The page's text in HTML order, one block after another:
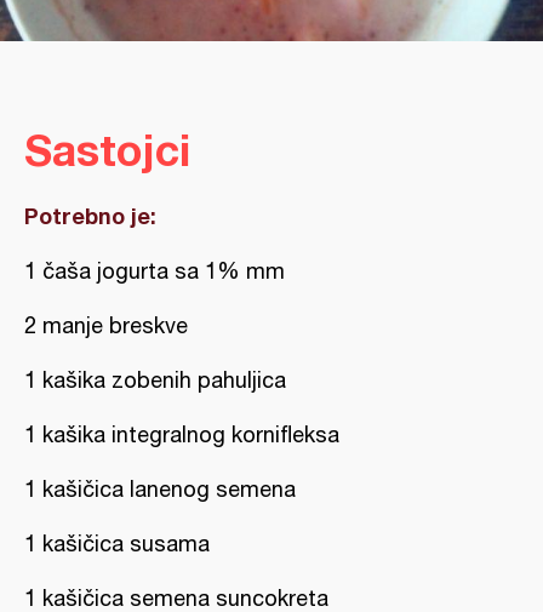
Sastojci
Potrebno je:
1 čaša jogurta sa 1% mm
2 manje breskve
1 kašika zobenih pahuljica
1 kašika integralnog kornifleksa
1 kašičica lanenog semena
1 kašičica susama
1 kašičica semena suncokreta